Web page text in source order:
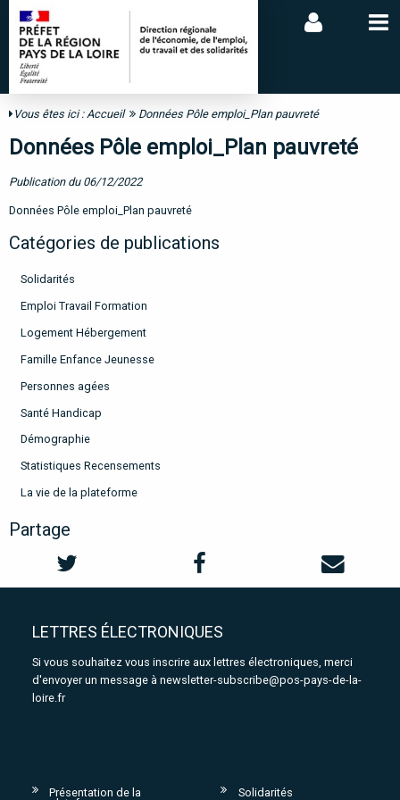
Vous êtes ici :Accueil Données Pôle emploi_Plan pauvreté
Données Pôle emploi_Plan pauvreté
Publication du 06/12/2022
Données Pôle emploi_Plan pauvreté
Catégories de publications
Solidarités
Emploi Travail Formation
Logement Hébergement
Famille Enfance Jeunesse
Personnes agées
Santé Handicap
Démographie
Statistiques Recensements
La vie de la plateforme
Partage
LETTRES ÉLECTRONIQUES
Si vous souhaitez vous inscrire aux lettres électroniques, merci
d'envoyer un message à newsletter-subscribe@pos-pays-de-la-
loire.fr
Présentation de la
Solidarités